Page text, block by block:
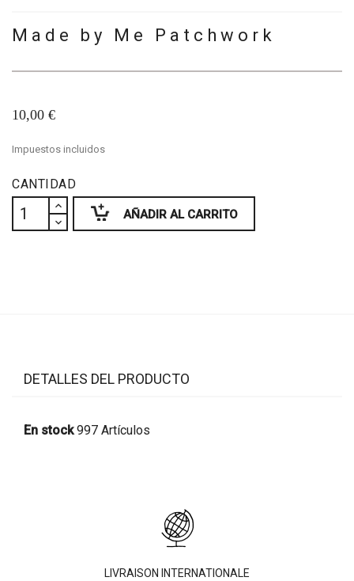
Made by Me Patchwork
10,00 €
Impuestos incluidos
CANTIDAD
AÑADIR AL CARRITO
DETALLES DEL PRODUCTO
En stock 997 Artículos
LIVRAISON INTERNATIONALE